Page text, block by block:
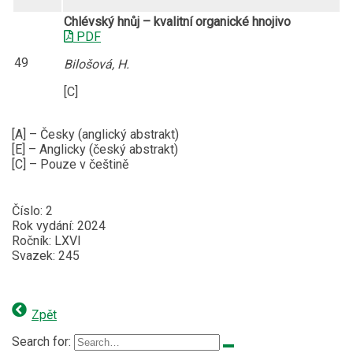
49
Chlévský hnůj – kvalitní organické hnojivo
PDF
Bilošová, H.
[C]
[A] – Česky (anglický abstrakt)
[E] – Anglicky (český abstrakt)
[C] – Pouze v češtině
Číslo: 2
Rok vydání: 2024
Ročník: LXVI
Svazek: 245
Zpět
Search for: